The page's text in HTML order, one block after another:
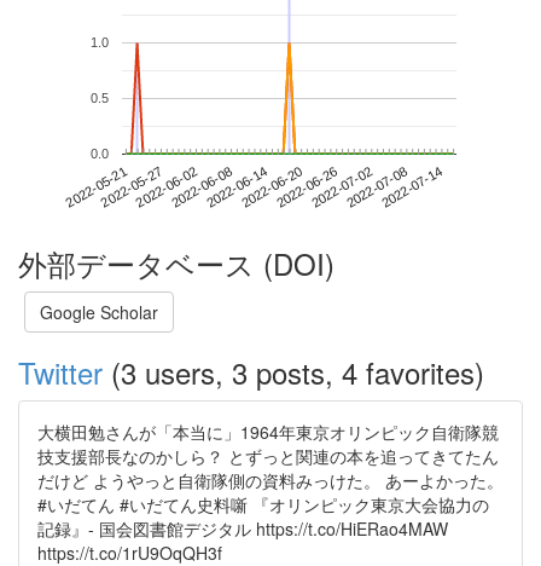
2022-05-212022-05-272022-06-022022-06-082022-06-142022-06-202022-06-262022-07-022022-07-082022-07-14
0.0
0.5
1.0
外部データベース (DOI)
Google Scholar
Twitter (3 users, 3 posts, 4 favorites)
大横田勉さんが「本当に」1964年東京オリンピック自衛隊競
技支援部長なのかしら？ とずっと関連の本を追ってきてたん
だけど ようやっと自衛隊側の資料みっけた。 あーよかった。
#いだてん #いだてん史料噺 『オリンピック東京大会協力の
記録』- 国会図書館デジタル https://t.co/HiERao4MAW
https://t.co/1rU9OqQH3f